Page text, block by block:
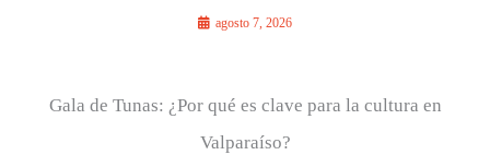
agosto 7, 2026
Gala de Tunas: ¿Por qué es clave para la cultura en
Valparaíso?